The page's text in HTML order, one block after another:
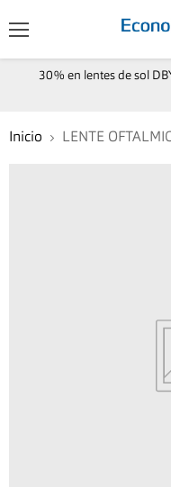
30% en lentes de sol
Inicio LENTE